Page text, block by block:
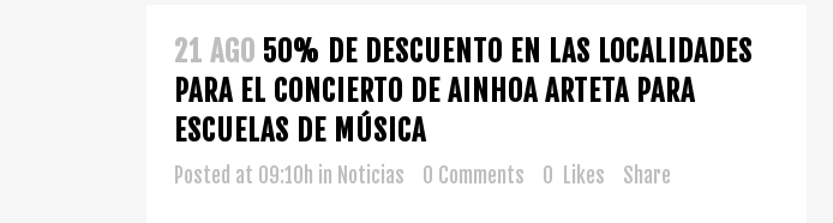
21 AGO 50% DE DESCUENTO EN LAS LOCALIDADES
PARA EL CONCIERTO DE AINHOA ARTETA PARA
ESCUELAS DE MÚSICA
Posted at 09:10h in Noticias 0 Comments 0 Likes Share